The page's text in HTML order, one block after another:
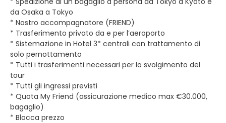
da Osaka a Tokyo
* Nostro accompagnatore (FRIEND)
* Trasferimento privato da e per l’aeroporto
* Sistemazione in Hotel 3* centrali con trattamento di
solo pernottamento
* Tutti i trasferimenti necessari per lo svolgimento del
tour
* Tutti gli ingressi previsti
* Quota My Friend (assicurazione medico max €30.000,
bagaglio)
* Blocca prezzo